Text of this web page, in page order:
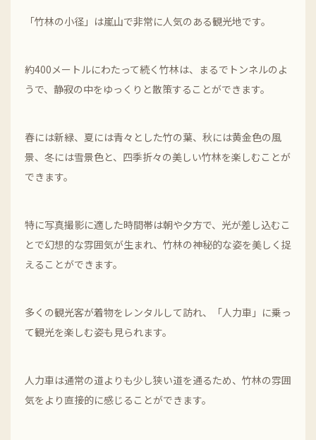
「竹林の小径」は嵐山で非常に人気のある観光地です。
約400メートルにわたって続く竹林は、まるでトンネルのよ
うで、静寂の中をゆっくりと散策することができます。
春には新緑、夏には青々とした竹の葉、秋には黄金色の風
景、冬には雪景色と、四季折々の美しい竹林を楽しむことが
できます。
特に写真撮影に適した時間帯は朝や夕方で、光が差し込むこ
とで幻想的な雰囲気が生まれ、竹林の神秘的な姿を美しく捉
えることができます。
多くの観光客が着物をレンタルして訪れ、「人力車」に乗っ
て観光を楽しむ姿も見られます。
人力車は通常の道よりも少し狭い道を通るため、竹林の雰囲
気をより直接的に感じることができます。